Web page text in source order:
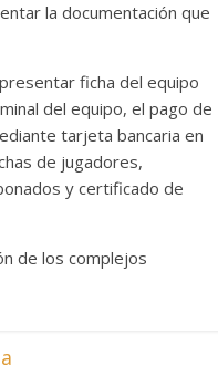
la documentación que
ficha del equipo
del equipo, el pago de
tarjeta bancaria en
de jugadores,
y certificado de
de los complejos